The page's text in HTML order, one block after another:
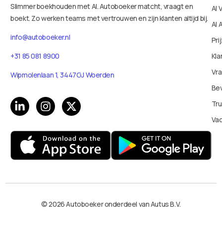
Slimmer boekhouden met AI. Autoboeker matcht, vraagt en
boekt. Zo werken teams met vertrouwen en zijn klanten altijd bij.
info@autoboeker.nl
+31 85 081 8900
Wipmolenlaan 1, 3447GJ Woerden
AI
AI
© 2026 Autoboeker onderdeel van Autus B.V.